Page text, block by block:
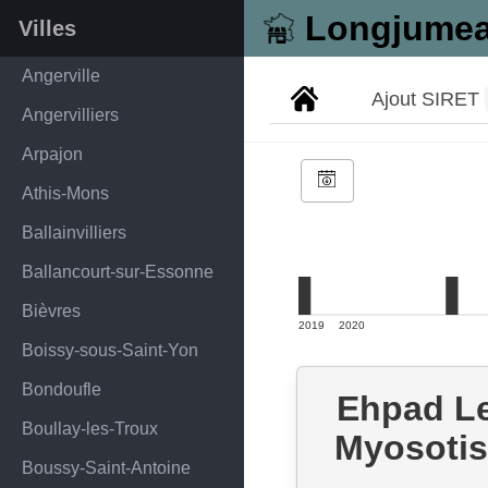
Villes
Angerville
Angervilliers
Arpajon
Athis-Mons
Ballainvilliers
Ballancourt-sur-Essonne
Bièvres
Boissy-sous-Saint-Yon
Bondoufle
Boullay-les-Troux
Boussy-Saint-Antoine
Ajout SIRET
2019 2020
Ehpad
Myosotis